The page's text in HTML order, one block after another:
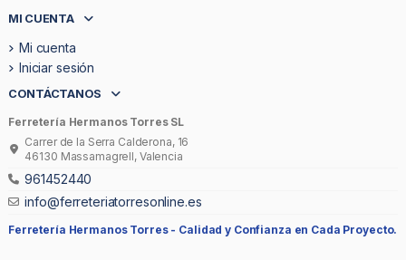
MI CUENTA
Mi cuenta
Iniciar sesión
CONTÁCTANOS
Ferretería Hermanos Torres SL
Carrer de la Serra Calderona, 16
46130 Massamagrell, Valencia
961452440
info@ferreteriatorresonline.es
Ferretería Hermanos Torres - Calidad y Confianza en Cada Proyecto.